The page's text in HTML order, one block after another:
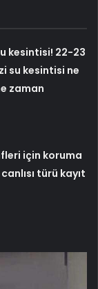
kesintisi! 22-23
su kesintisi ne
zaman
için koruma
türü kayıt